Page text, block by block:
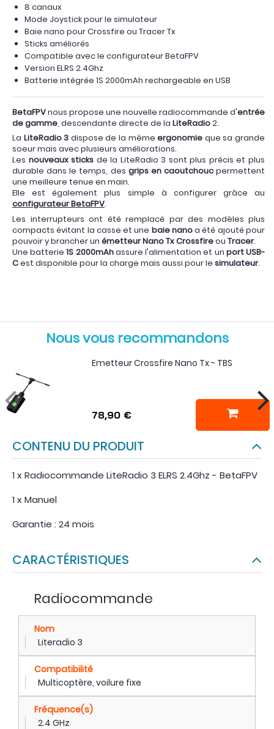
8 canaux
Mode Joystick pour le simulateur
Baie nano pour Crossfire ou Tracer Tx
Sticks améliorés
Compatible avec le configurateur BetaFPV
Version ELRS 2.4Ghz
Batterie intégrée 1S 2000mAh rechargeable en USB
BetaFPVnous propose une nouvelle radiocommande d'entrée
de gamme, descendante directe de la LiteRadio2.
La LiteRadio 3 dispose de la mêmeergonomie que sa grande
soeur mais avec plusieurs améliorations.
Les nouveaux sticks de la LiteRadio 3 sont plus précis et plus
durable dans le temps, des grips en caoutchoucpermettent
une meilleure tenue en main.
Elle est également plus simple à configurer grâce au
configurateur BetaFPV.
Les interrupteurs ont été remplacé par des modèles plus
compacts évitant la casse et une baie nanoa été ajouté pour
pouvoir y brancher un émetteurNano Tx Crossfireou Tracer.
Une batterie1S 2000mAhassure l'alimentation et un port USB-
Cest disponible pour la charge mais aussi pour le simulateur.
Nous vous recommandons
Emetteur Crossfire Nano Tx - TBS
78,90 €
CONTENU DU PRODUIT
1 x Radiocommande LiteRadio 3 ELRS 2.4Ghz - BetaFPV
1 x Manuel
Garantie : 24 mois
CARACTÉRISTIQUES
Radiocommande
Nom
Literadio 3
Compatibilité
Multicoptère, voilure fixe
Fréquence(s)
2.4 GHz